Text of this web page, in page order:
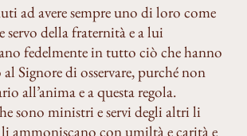
ad avere sempre uno di loro come
servo della fraternità e a lui
fedelmente in tutto ciò che hanno
al Signore di osservare, purché non
all’anima e a questa regola.
sono ministri e servi degli altri li
ammoniscano con umiltà e carità e